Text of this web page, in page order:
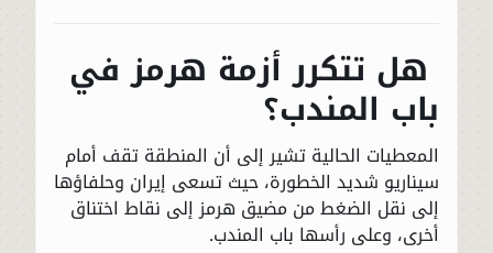
هل تتكرر أزمة هرمز في
باب المندب؟
المعطيات الحالية تشير إلى أن المنطقة تقف أمام
سيناريو شديد الخطورة، حيث تسعى إيران وحلفاؤها
إلى نقل الضغط من مضيق هرمز إلى نقاط اختناق
أخرى، وعلى رأسها باب المندب.